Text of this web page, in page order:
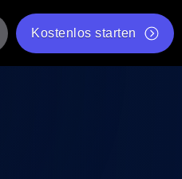
Kostenlos starten